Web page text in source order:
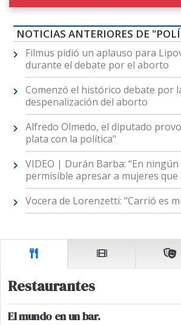
NOTICIAS ANTERIORES DE
Filmus pidió un aplauso para
durante el debate por el aborto
Comenzó el histórico debate por
despenalización del aborto
Alfredo Olmedo, el diputado
plata con la política"
VIDEO | Durán Barba: “En
permisible apresar a mujeres que
Vocera de Lorenzetti: "Carrió es
Restaurantes
El mundo en un bar.